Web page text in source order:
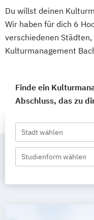
Du willst deinen
Wir haben für dich 6
verschiedenen
Kulturmanagement
Finde ein
Abschluss, das zu
Stadt wählen
Studienform wählen